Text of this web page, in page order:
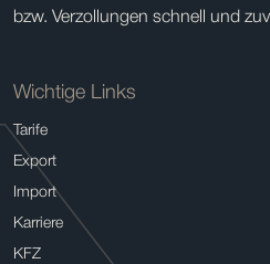
bzw. Verzollungen schnell und
Wichtige Links
Tarife
Export
Import
Karriere
KFZ